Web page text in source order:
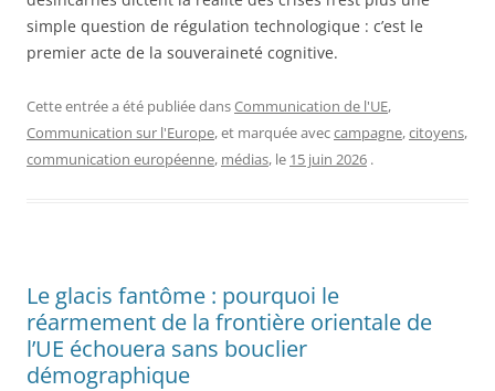
simple question de régulation technologique : c’est le
premier acte de la souveraineté cognitive.
Cette entrée a été publiée dansCommunication de l'UE,
Communication sur l'Europe, et marquée aveccampagne,citoyens,
communication européenne, médias, le 15 juin 2026 .
Le glacis fantôme : pourquoi le
réarmement de la frontière orientale de
l’UE échouera sans bouclier
démographique